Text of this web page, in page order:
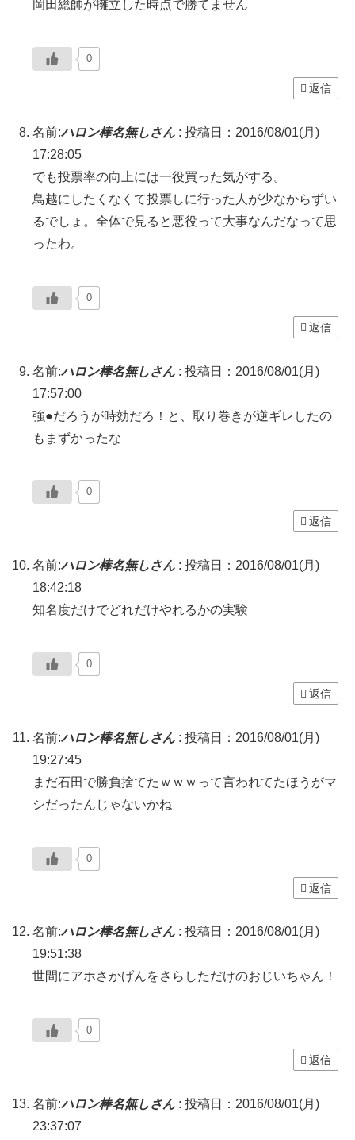
岡田総帥が擁立した時点で勝てません
0
返信
名前:ハロン棒名無しさん : 投稿日：2016/08/01(月)
17:28:05
でも投票率の向上には一役買った気がする。
鳥越にしたくなくて投票しに行った人が少なからずい
るでしょ。全体で見ると悪役って大事なんだなって思
ったわ。
0
返信
名前:ハロン棒名無しさん : 投稿日：2016/08/01(月)
17:57:00
強●だろうが時効だろ！と、取り巻きが逆ギレしたの
もまずかったな
0
返信
名前:ハロン棒名無しさん : 投稿日：2016/08/01(月)
18:42:18
知名度だけでどれだけやれるかの実験
0
返信
名前:ハロン棒名無しさん : 投稿日：2016/08/01(月)
19:27:45
まだ石田で勝負捨てたｗｗｗって言われてたほうがマ
シだったんじゃないかね
0
返信
名前:ハロン棒名無しさん : 投稿日：2016/08/01(月)
19:51:38
世間にアホさかげんをさらしただけのおじいちゃん！
0
返信
名前:ハロン棒名無しさん : 投稿日：2016/08/01(月)
23:37:07